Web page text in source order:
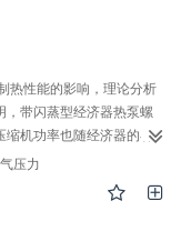
热性能的影响，理论分析
带闪蒸型经济器热泵螺
缩机功率也随经济器的补
压力的升高先升高再降
补气压力点偏高的经济器
吻合良好。
压力